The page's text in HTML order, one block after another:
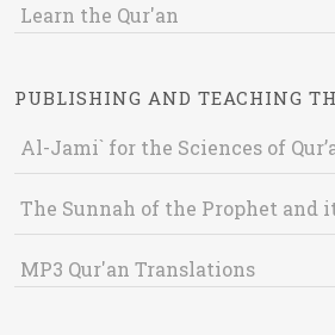
Learn the Qur'an
PUBLISHING AND TEACHING
Al-Jami` for the Sciences of
The Sunnah of the Prophet and
MP3 Qur'an Translations